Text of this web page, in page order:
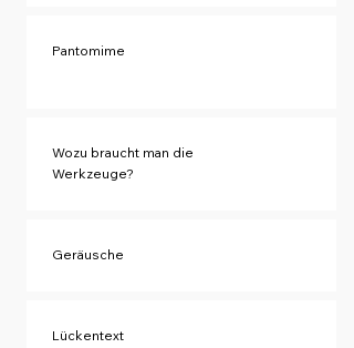
Pantomime
Wozu braucht man die
Werkzeuge?
Geräusche
Lückentext